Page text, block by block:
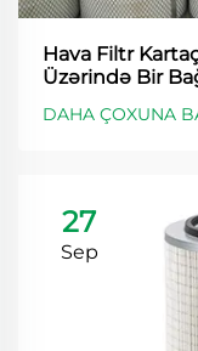
Hava Filtr
Üzərində Bir
DAHA ÇOXUNA
27
Sep